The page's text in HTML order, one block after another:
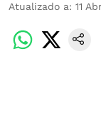
Atualizado a: 11